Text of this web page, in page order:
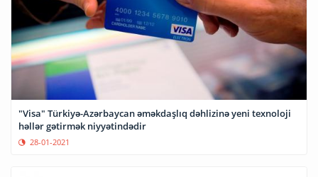
"Visa" Türkiyə-Azərbaycan əməkdaşlıq dəhlizinə yeni texnoloji
həllər gətirmək niyyətindədir
28-01-2021